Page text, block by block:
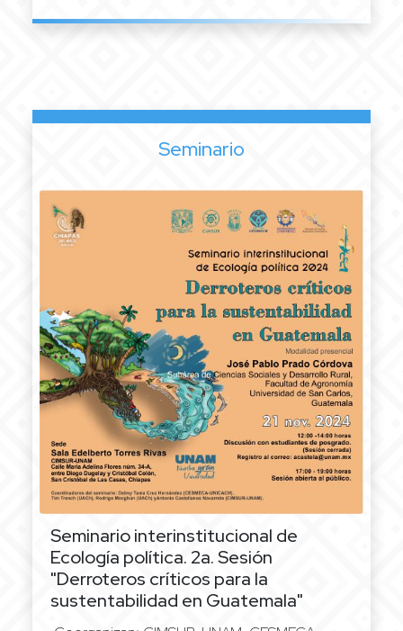
Seminario
Seminario interinstitucional de
Ecología política. 2a. Sesión
"Derroteros críticos para la
sustentabilidad en Guatemala"